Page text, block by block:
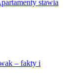
stawia
– fakty i